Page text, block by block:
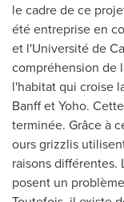
le cadre de ce
été entreprise en
et l'Université de
compréhension de
l'habitat qui croise
Banffet Yoho.
terminée. Grâce à
ours grizzlis
raisons différentes.
posent un